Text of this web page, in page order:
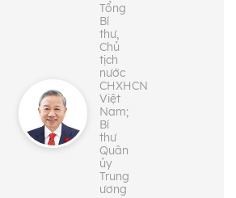
Tổng
Bí
thư,
Chủ
tịch
nước
CHXHCN
Việt
Nam;
Bí
thư
Quân
ủy
Trung
ương